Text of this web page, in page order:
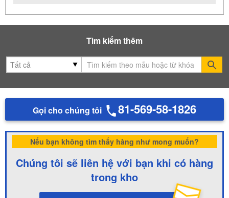
Tìm kiếm thêm
Gọi cho chúng tôi 81-569-58-1826
Nếu bạn không tìm thấy hàng như mong muốn?
Chúng tôi sẽ liên hệ với bạn khi có hàng
trong kho